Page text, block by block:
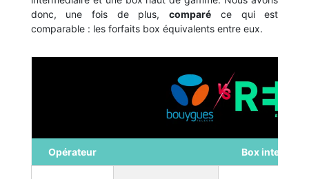
donc, une fois de plus,comparé ce qui est
comparable : les forfaits box équivalents entre eux.
Opérateur Box internet